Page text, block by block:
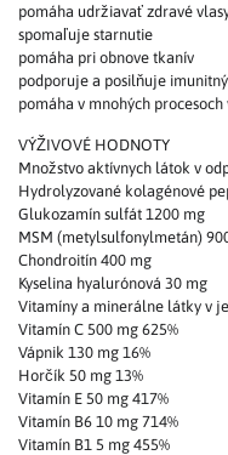
pomáha udržiavať zdravé
spomaľuje starnutie
pomáha pri obnove tkanív
podporuje a posilňuje
pomáha v mnohých procesoch
VÝŽIVOVÉ HODNOTY
Množstvo aktívnych látok v
Hydrolyzované kolagénové
Glukozamín sulfát 1200 mg
MSM (metylsulfonylmetán)
Chondroitín 400 mg
Kyselina hyalurónová 30 mg
Vitamíny a minerálne látky v
Vitamín C 500 mg 625%
Vápnik 130 mg 16%
Horčík 50 mg 13%
Vitamín E 50 mg 417%
Vitamín B6 10 mg 714%
Vitamín B1 5 mg 455%